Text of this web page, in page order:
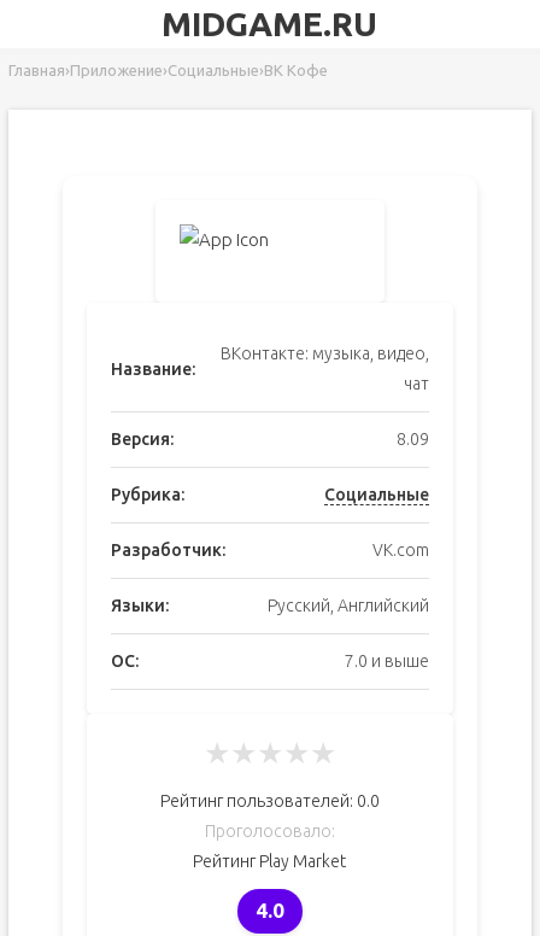
MIDGAME.RU
Главная›Приложение›Социальные›ВК Кофе
Название:
ВКонтакте: музыка, видео,
чат
Версия: 8.09
Рубрика: Социальные
Разработчик: VK.com
Языки: Русский, Английский
ОС: 7.0 и выше
★★★★★
Рейтинг пользователей: 0.0
Проголосовало:
Рейтинг Play Market
4.0